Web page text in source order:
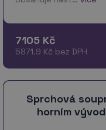
7105 Kč
5871.9 Kč bez DPH
Sprchová
horním